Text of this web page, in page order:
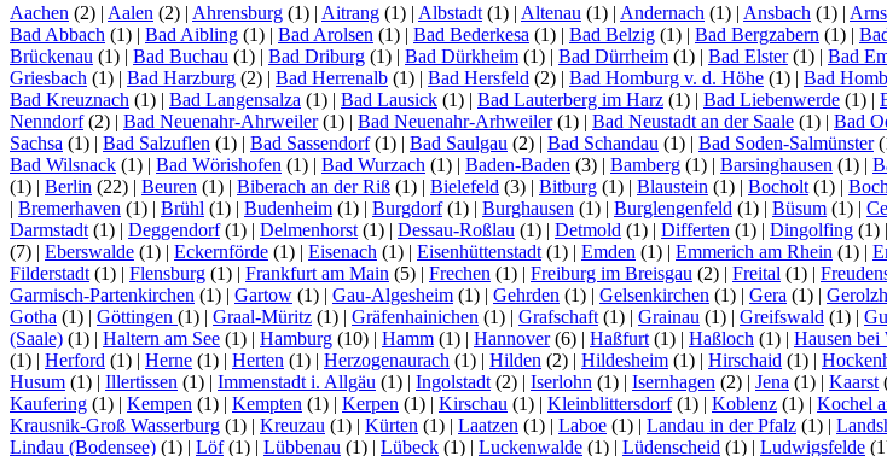
Aachen (2) | Aalen (2) | Ahrensburg (1) | Aitrang (1) | Albstadt (1) | Altenau (1) | Andernach (1) | Ansbach (1) |
Bad Abbach (1) | Bad Aibling (1) | Bad Arolsen (1) | Bad Bederkesa (1) | Bad Belzig (1) | Bad Bergzabern (1) |
Brückenau (1) | Bad Buchau (1) | Bad Driburg (1) | Bad Dürkheim (1) | Bad Dürrheim (1) | Bad Elster(1) | Bad
Griesbach (1) | Bad Harzburg (2) | Bad Herrenalb (1) | Bad Hersfeld (2) | Bad Homburg v. d. Höhe (1) | Bad
Bad Kreuznach (1) | Bad Langensalza (1) | Bad Lausick (1) | Bad Lauterberg im Harz (1) | Bad Liebenwerde (1) |
Nenndorf(2) | Bad Neuenahr-Ahrweiler(1) | Bad Neuenahr-Arhweiler(1) | Bad Neustadt an der Saale (1) | Bad
Sachsa (1) | Bad Salzuflen (1) | Bad Sassendorf(1) | Bad Saulgau (2) | Bad Schandau (1) | Bad Soden-Salmünster
Bad Wilsnack (1) | Bad Wörishofen (1) | Bad Wurzach (1) | Baden-Baden (3) | Bamberg (1) | Barsinghausen (1) |
(1) | Berlin (22) | Beuren (1) | Biberach an der Riß (1) | Bielefeld (3) | Bitburg (1) | Blaustein (1) | Bocholt (1) |
| Bremerhaven (1) | Brühl (1) | Budenheim (1) | Burgdorf(1) | Burghausen (1) | Burglengenfeld (1) | Büsum (1) |
Darmstadt (1) | Deggendorf(1) | Delmenhorst (1) | Dessau-Roßlau (1) | Detmold (1) | Differten (1) | Dingolfing (1) |
(7) | Eberswalde (1) | Eckernförde (1) | Eisenach (1) | Eisenhüttenstadt (1) | Emden (1) | Emmerich am Rhein (1) |
Filderstadt (1) | Flensburg (1) | Frankfurt am Main (5) | Frechen (1) | Freiburg im Breisgau (2) | Freital (1) |
Garmisch-Partenkirchen (1) | Gartow (1) | Gau-Algesheim (1) | Gehrden (1) | Gelsenkirchen (1) | Gera (1) |
Gotha (1) | Göttingen (1) | Graal-Müritz (1) | Gräfenhainichen (1) | Grafschaft (1) | Grainau (1) | Greifswald (1) |
(Saale) (1) | Haltern am See (1) | Hamburg (10) | Hamm (1) | Hannover(6) | Haßfurt (1) | Haßloch (1) | Hausen bei
(1) | Herford (1) | Herne (1) | Herten (1) | Herzogenaurach (1) | Hilden (2) | Hildesheim (1) | Hirschaid (1) |
Husum (1) | Illertissen (1) | Immenstadt i. Allgäu (1) | Ingolstadt (2) | Iserlohn (1) | Isernhagen (2) | Jena (1) | Kaarst
Kaufering (1) | Kempen (1) | Kempten (1) | Kerpen (1) | Kirschau (1) | Kleinblittersdorf(1) | Koblenz (1) | Kochel
Krausnik-Groß Wasserburg (1) | Kreuzau (1) | Kürten (1) | Laatzen (1) | Laboe (1) | Landau in der Pfalz (1) |
Lindau (Bodensee) (1) | Löf(1) | Lübbenau (1) | Lübeck (1) | Luckenwalde (1) | Lüdenscheid (1) | Ludwigsfelde